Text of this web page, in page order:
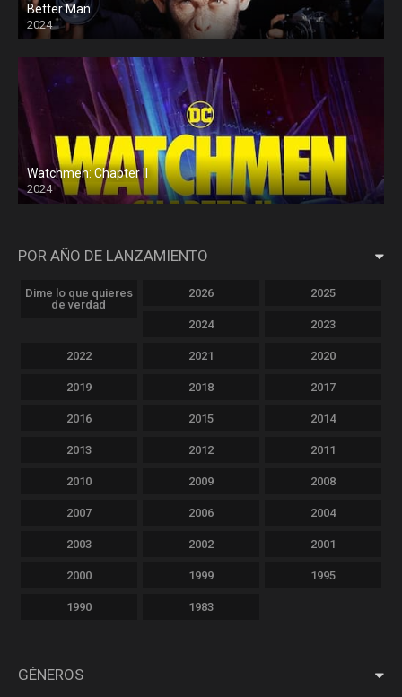
Better Man
2024
Watchmen: Chapter II
2024
POR AÑO DE LANZAMIENTO
Dime lo que quieres
de verdad
2026 2025
2024 2023
2022 2021 2020
2019 2018 2017
2016 2015 2014
2013 2012 2011
2010 2009 2008
2007 2006 2004
2003 2002 2001
2000 1999 1995
1990 1983
GÉNEROS